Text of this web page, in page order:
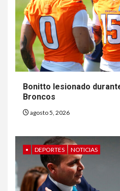
Bonitto lesionado
Broncos
agosto 5, 2026
• DEPORTES NOTICIAS
6
HOGAR Y
Insistir
precio
7
en Michigan
8
• ESTADOS
NOTICIAS